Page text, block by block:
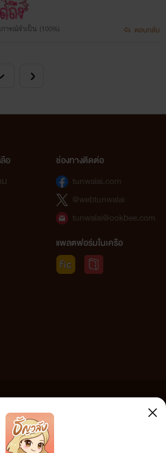
รณ์จำเป็น (100%) ตอบกลับ
อ
ช่องทางติดต่อ
tunwalai.com
@webtunwalai
tunwalai@ookbee.com
แพลตฟอร์มในเครือ
ดชอบต่อข้อความใดๆ ทั้งสิ้น ดังนั้นผู้อ่านทุกท่านโปรดใช้
ละหากท่านพบข้อความใดๆ ที่ขัดต่อกฎหมายและศีลธรรม
พื่อทีมงานจะได้ดำเนินการในทันที ทั้งนี้ ทางเว็บไซต์ขอสงวน